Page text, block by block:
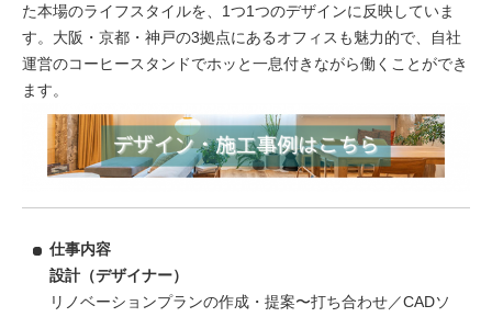
た本場のライフスタイルを、1つ1つのデザインに反映していま
す。大阪・京都・神戸の3拠点にあるオフィスも魅力的で、自社
運営のコーヒースタンドでホッと一息付きながら働くことができ
ます。
仕事内容
設計（デザイナー）
リノベーションプランの作成・提案〜打ち合わせ／CADソ